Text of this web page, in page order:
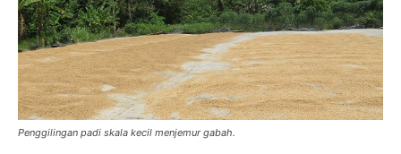
Penggilingan padi skala kecil menjemur gabah.